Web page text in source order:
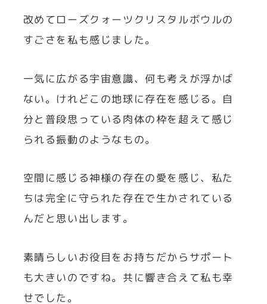
改めてローズクォーツクリスタルボウルの
すごさを私も感じました。
一気に広がる宇宙意識、何も考えが浮かば
ない。けれどこの地球に存在を感じる。自
分と普段思っている肉体の枠を超えて感じ
られる振動のようなもの。
空間に感じる神様の存在の愛を感じ、私た
ちは完全に守られた存在で生かされている
んだと思い出します。
素晴らしいお役目をお持ちだからサポート
も大きいのですね。共に響き合えて私も幸
せでした。